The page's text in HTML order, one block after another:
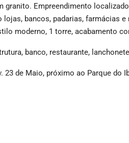
Empreendimento
bancos, padarias, farmácias
moderno, 1 torre, acabamento
banco, restaurante,
23 de Maio, próximo ao Parque do